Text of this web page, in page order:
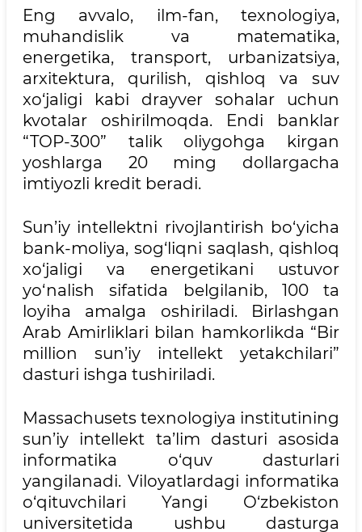
Eng avvalo, ilm-fan, texnologiya,
muhandislik va matematika,
energetika, transport, urbanizatsiya,
arxitektura, qurilish, qishloq va suv
xo‘jaligi kabi drayver sohalar uchun
kvotalar oshirilmoqda. Endi banklar
“TOP-300” talik oliygohga kirgan
yoshlarga 20 ming dollargacha
imtiyozli kredit beradi.
Sun’iy intellektni rivojlantirish bo‘yicha
bank-moliya, sog‘liqni saqlash, qishloq
xo‘jaligi va energetikani ustuvor
yo‘nalish sifatida belgilanib, 100 ta
loyiha amalga oshiriladi. Birlashgan
Arab Amirliklari bilan hamkorlikda “Bir
million sun’iy intellekt yetakchilari”
dasturi ishga tushiriladi.
Massachusets texnologiya institutining
sun’iy intellekt ta’lim dasturi asosida
informatika o‘quv dasturlari
yangilanadi. Viloyatlardagi informatika
o‘qituvchilari Yangi O‘zbekiston
universitetida ushbu dasturga